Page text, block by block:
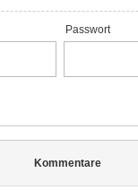
Passwort
Kommentare